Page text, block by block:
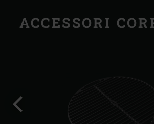
ACCESSORI